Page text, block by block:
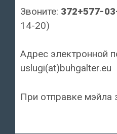
Звоните: 372+577-
14-20)
Адрес электронной
uslugi(at)buhgalter.eu
При отправке мэйла